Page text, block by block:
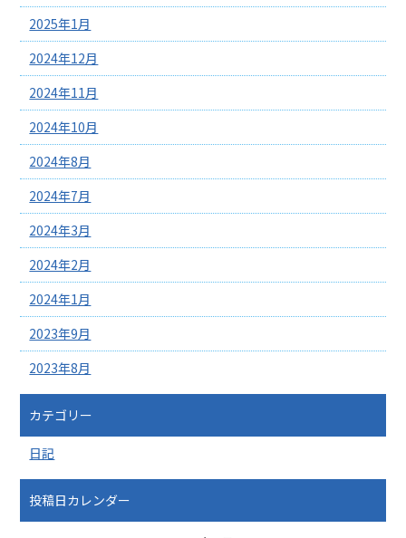
2025年1月
2024年12月
2024年11月
2024年10月
2024年8月
2024年7月
2024年3月
2024年2月
2024年1月
2023年9月
2023年8月
カテゴリー
日記
投稿日カレンダー